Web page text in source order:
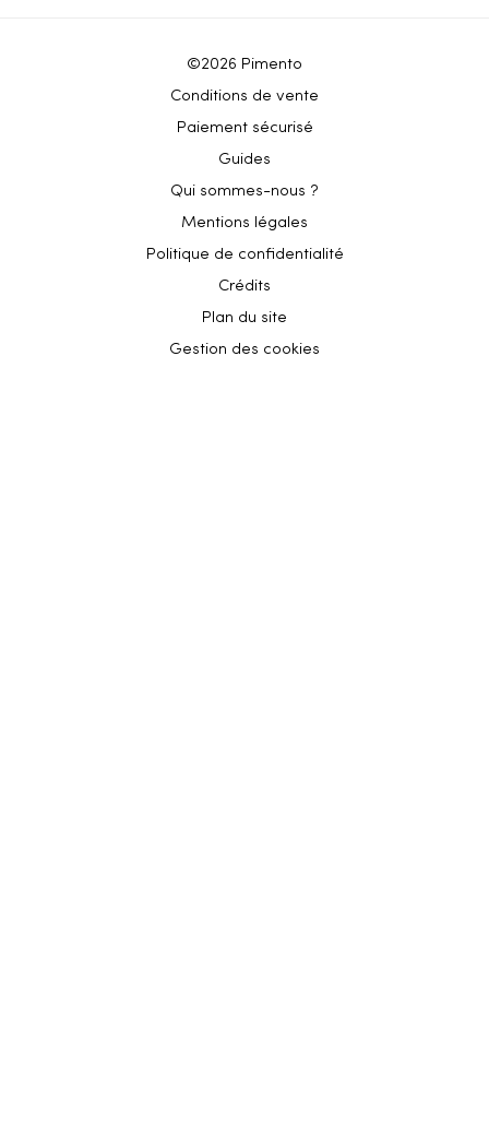
©2026 Pimento
Conditions de vente
Paiement sécurisé
Guides
Qui sommes-nous ?
Mentions légales
Politique de confidentialité
Crédits
Plan du site
Gestion des cookies